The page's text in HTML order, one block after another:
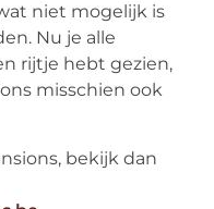
niet mogelijk is
Nu je alle
rijtje hebt gezien,
misschien ook
bekijk dan